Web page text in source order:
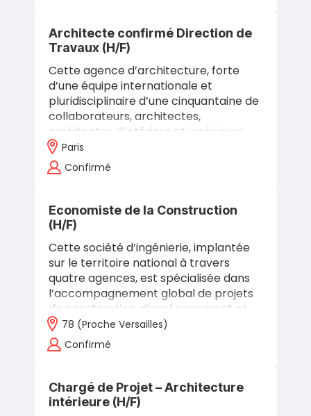
Architecte confirmé Direction de
Travaux (H/F)
Cette agence d’architecture, forte
d’une équipe internationale et
pluridisciplinaire d’une cinquantaine de
collaborateurs, architectes,
architectes d’intérieur et ingénieurs,
conçoit et pilote des projets
d’architecture…
Paris
Confirmé
Economiste de la Construction
(H/F)
Cette société d’ingénierie, implantée
sur le territoire national à travers
quatre agences, est spécialisée dans
l’accompagnement global de projets
de construction, d’aménagement et
de rénovation. Grâce à une approche…
78 (proche Versailles)
Confirmé
Chargé de Projet – Architecture
intérieure (H/F)